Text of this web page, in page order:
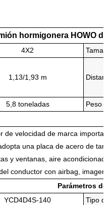
hormigonera HOWO de
4X2
1,13/1,93 m
5,8 toneladas
Peso
de velocidad de marca
una placa de acero de
y ventanas, aire
conductor con airbag, imagen
Parámetros
YCD4D4S-140 Tipo